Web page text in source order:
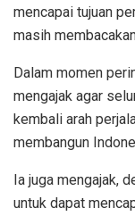
mencapai tujuan
masih
Dalam momen
mengajak agar
kembali arah
membangun
Ia juga mengajak,
untuk dapat